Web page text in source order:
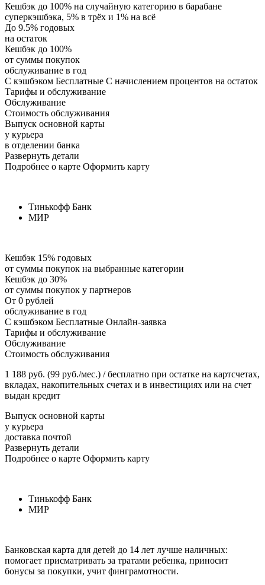
Кешбэк до 100% на случайную категорию в барабане
суперкэшбэка, 5% в трёх и 1% на всё
До 9.5% годовых
на остаток
Кешбэк до 100%
от суммы покупок
обслуживание в год
С кэшбэком Бесплатные С начислением процентов на остаток
Тарифы и обслуживание
Обслуживание
Стоимость обслуживания
Выпуск основной карты
у курьера
в отделении банка
Развернуть детали
Подробнее о карте Оформить карту
Тинькофф Банк
МИР
Кешбэк 15% годовых
от суммы покупок на выбранные категории
Кешбэк до 30%
от суммы покупок у партнеров
От 0 рублей
обслуживание в год
С кэшбэком Бесплатные Онлайн-заявка
Тарифы и обслуживание
Обслуживание
Стоимость обслуживания
1 188 руб. (99 руб./мес.) / бесплатно при остатке на картсчетах,
вкладах, накопительных счетах и в инвестициях или на счет
выдан кредит
Выпуск основной карты
у курьера
доставка почтой
Развернуть детали
Подробнее о карте Оформить карту
Тинькофф Банк
МИР
Банковская карта для детей до 14 лет лучше наличных:
помогает присматривать за тратами ребенка, приносит
бонусы за покупки, учит финграмотности.